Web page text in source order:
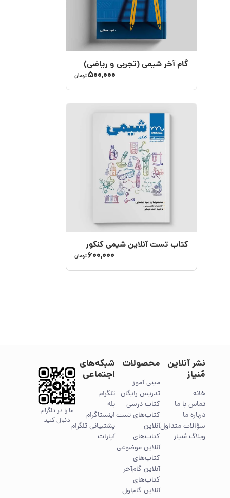
گام‌ آخر شیمی (تجربی و ریاضی)
500,000تومان
کتاب تست آنلاین شیمی کنکور
600,000تومان
نشر آنلاین
مُنیاز
خانه
تماس با ما
درباره ما
سؤالات متداول
وبلاگ مُنیاز
محصولات
مینی آموز
تدریس رایگان
کتاب درسی
کتاب‌های تست
آنلاین
کتاب‌های
آنلاین موضوعی
کتاب‌های
آنلاین گام‌آخر
کتاب‌های
آنلاین گام‌اول
شبکه‌های
اجتماعی
تلگرام
بله
اینستاگرام
پشتیبانی تلگرام
آپارات
ما را در تلگرام
دنبال کنید